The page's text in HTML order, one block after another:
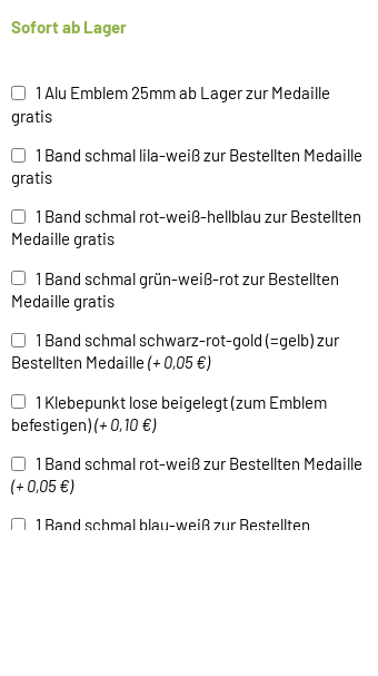
Sofort ab Lager
1 Alu Emblem 25mm ab Lager zur Medaille
gratis
1 Band schmal lila-weiß zur Bestellten Medaille
gratis
1 Band schmal rot-weiß-hellblau zur Bestellten
Medaille gratis
1 Band schmal grün-weiß-rot zur Bestellten
Medaille gratis
1 Band schmal schwarz-rot-gold (=gelb) zur
Bestellten Medaille (+ 0,05 €)
1 Klebepunkt lose beigelegt (zum Emblem
befestigen)(+ 0,10 €)
1 Band schmal rot-weiß zur Bestellten Medaille
(+ 0,05 €)
1 Band schmal blau-weiß zur Bestellten